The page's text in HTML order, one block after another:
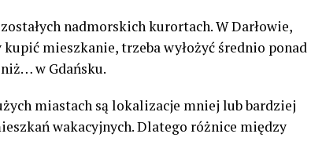
nadmorskich kurortach. W Darłowie,
mieszkanie, trzeba wyłożyć średnio ponad
w Gdańsku.
miastach są lokalizacje mniej lub bardziej
wakacyjnych. Dlatego różnice między